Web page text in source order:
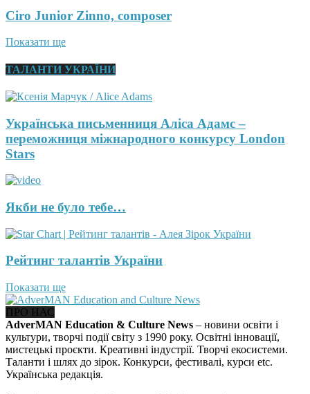
Ciro Junior Zinno, composer
Показати ще
ТАЛАНТИ УКРАЇНИ
Українська письменниця Аліса Адамс –
переможниця міжнародного конкурсу London
Stars
Якби не було тебе…
Рейтинг талантів України
Показати ще
ПРО НАС
AdverMAN Education & Culture News – новини освіти і
культури, творчі події світу з 1990 року. Освітні інновації,
мистецькі проєкти. Креативні індустрії. Творчі екосистеми.
Таланти і шлях до зірок. Конкурси, фестивалі, курси etc.
Українська редакція.